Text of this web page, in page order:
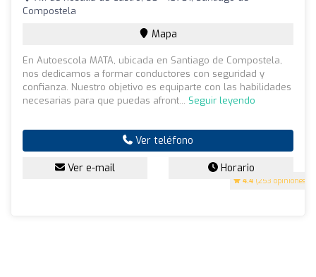
4.4 (253 opiniones)
Compostela
Mapa
En Autoescola MATA, ubicada en Santiago de Compostela,
nos dedicamos a formar conductores con seguridad y
confianza. Nuestro objetivo es equiparte con las habilidades
necesarias para que puedas afront... Seguir leyendo
Ver teléfono
Ver e-mail Horario